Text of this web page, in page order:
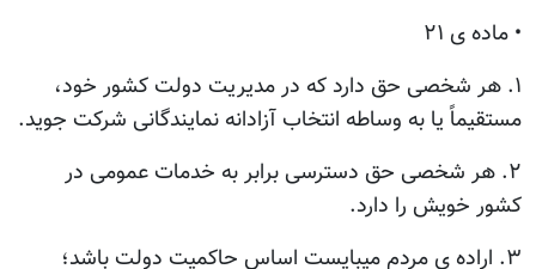
• ماده ی ۲۱
۱. هر شخصی حق دارد که در مدیریت دولت کشور خود،
مستقیماً یا به وساطه انتخاب آزادانه نمایندگانی شرکت جوید.
۲. هر شخصی حق دسترسی برابر به خدمات عمومی در
کشور خویش را دارد.
۳. اراده ی مردم میبایست اساس حاکمیت دولت باشد؛